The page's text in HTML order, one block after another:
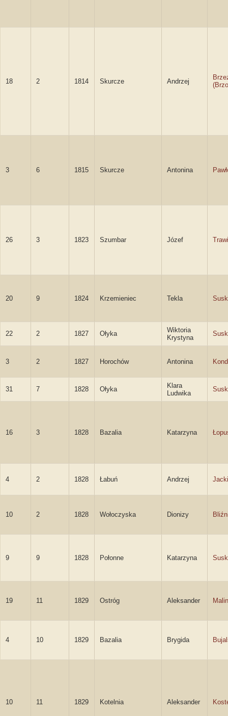
18 2 1814 Skurcze Andrzej
3 6 1815 Skurcze Antonina
26 3 1823 Szumbar Józef
20 9 1824 Krzemieniec Tekla
22 2 1827 Ołyka
Wiktoria
Krystyna
3 2 1827 Horochów Antonina
31 7 1828 Ołyka
Klara
Ludwika
16 3 1828 Bazalia Katarzyna
4 2 1828 Łabuń Andrzej
10 2 1828 Wołoczyska Dionizy
9 9 1828 Połonne Katarzyna
19 11 1829 Ostróg Aleksander
4 10 1829 Bazalia Brygida
10 11 1829 Kotelnia Aleksander